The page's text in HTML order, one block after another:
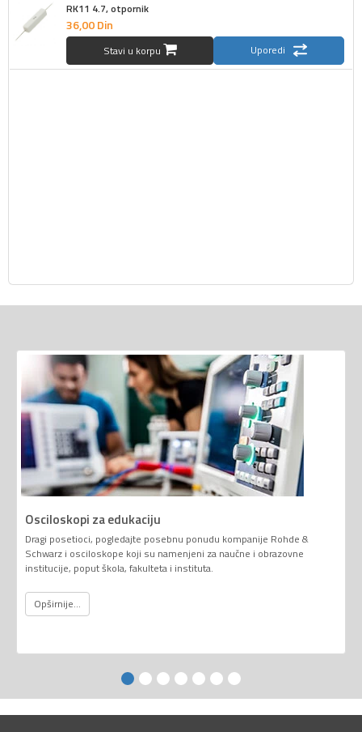
RK11 4.7, otpornik
36,00Din
Stavi u korpu Uporedi
Osciloskopi za edukaciju
Dragi posetioci, pogledajte posebnu ponudu kompanije Rohde &
Schwarz i osciloskope koji su namenjeni za naučne i obrazovne
institucije, poput škola, fakulteta i instituta.
Opširnije...